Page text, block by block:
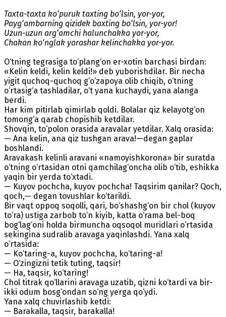
Taxta-taxta ko‘puruk taxting bo‘lsin, yor-yor,
Payg‘ambarning qizidek baxting bo‘lsin, yor-yor!
Uzun-uzun arg‘amchi halunchakka yor-yor,
Chakan ko‘nglak yarashar kelinchakka yor-yor.
O‘tning tegrasiga to‘plang‘on er-xotin barchasi birdan:
«Kelin keldi, kelin keldi!» deb yuborishdilar. Bir necha
yigit quchoq-quchoq g‘o‘zapoya olib chiqib, o‘tning
o‘rtasig‘a tashladilar, o‘t yana kuchaydi, yana alanga
berdi.
Har kim pitirlab qimirlab qoldi. Bolalar qiz kelayotg‘on
tomong‘a qarab chopishib ketdilar.
Shovqin, to‘polon orasida aravalar yetdilar. Xalq orasida:
— Ana kelin, ana qiz tushgan arava!—degan gaplar
boshlandi.
Aravakash kelinli aravani «namoyishkorona» bir suratda
o‘tning o‘rtasidan otni qamchilag‘oncha olib o‘tib, eshikka
yaqin bir yerda to‘xtadi.
— Kuyov pochcha, kuyov pochcha! Taqsirim qanilar? Qoch,
qoch,— degan tovushlar ko‘tarildi.
Bir vaqt oppoq soqolli, qari, bo‘shashg‘on bir chol (kuyov
to‘ra) ustiga zarbob to‘n kiyib, katta o‘rama bel-boq
bog‘lag‘oni holda birmuncha oqsoqol muridlari o‘rtasida
sekingina sudralib aravaga yaqinlashdi. Yana xalq
o‘rtasida:
— Ko‘taring-a, kuyov pochcha, ko‘taring-a!
— O‘zingizni tetik tuting, taqsir!
— Ha, taqsir, ko‘taring!
Chol titrak qo‘llarini aravaga uzatib, qizni ko‘tardi va bir-
ikki odum bosg‘ondan so‘ng yerga qo‘ydi.
Yana xalq chuvirlashib ketdi:
— Barakalla, taqsir, barakalla!